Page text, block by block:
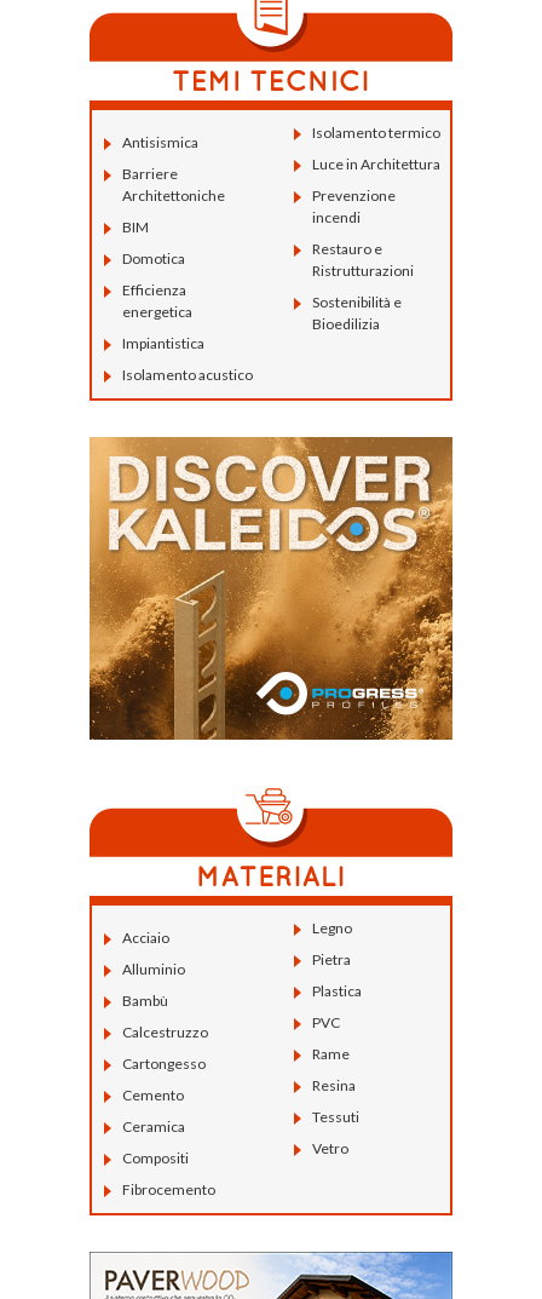
Antisismica
Barriere
Architettoniche
BIM
Domotica
Efficienza
energetica
Impiantistica
Isolamento acustico
Isolamento termico
Luce in Architettura
Prevenzione
incendi
Restauro e
Ristrutturazioni
Sostenibilità e
Bioedilizia
Acciaio
Alluminio
Bambù
Calcestruzzo
Cartongesso
Cemento
Ceramica
Compositi
Fibrocemento
Legno
Pietra
Plastica
PVC
Rame
Resina
Tessuti
Vetro